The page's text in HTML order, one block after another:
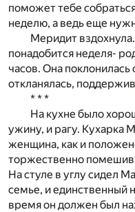
поможет тебе
неделю, а ведь еще
Меридит
понадобится неделя-
часов. Она
откланялась,
* * *
На кухне было
ужину, и рагу. Кухарка
женщина, как и
торжественно
На стуле в углу сидел
семье, и единственный
время он должен был